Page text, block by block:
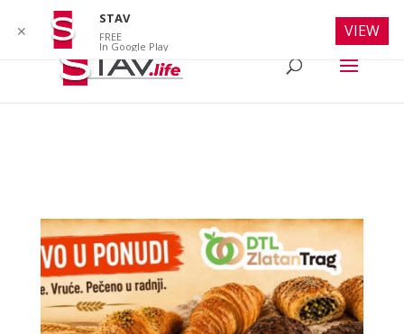
✕
STAV
FREE
In Google Play
VIEW